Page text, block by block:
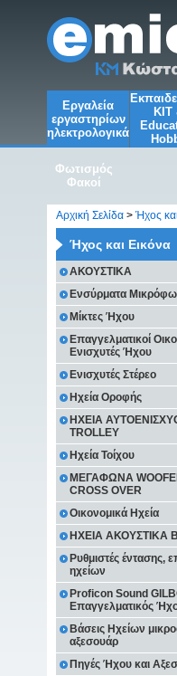
Εργαλεία
εργαστηρίων
ηλεκτρολογικά
KIT
Φωτισμός
Φακοί
Αρχική Σελίδα > Ήχος
Ήχος και Εικόνα
ΑΚΟΥΣΤΙΚΑ
Ενσύρματα
Μίκτες Ήχου
Επαγγελματικοί
Ενισχυτές Ήχου
Ενισχυτές Στέρεο
Ηχεία Οροφής
ΗΧΕΙΑ
TROLLEY
Ηχεία Τοίχου
ΜΕΓΑΦΩΝΑ
CROSS OVER
Οικονομικά Ηχεία
ΗΧΕΙΑ ΑΚΟΥΣΤΙΚΑ
Ρυθμιστές έντασης,
ηχείων
Proficon Sound
Επαγγελματικός
Βάσεις Ηχείων
αξεσουάρ
Πηγές Ήχου και